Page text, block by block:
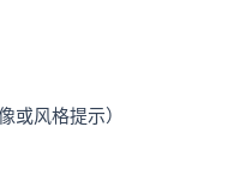
或风格提示）